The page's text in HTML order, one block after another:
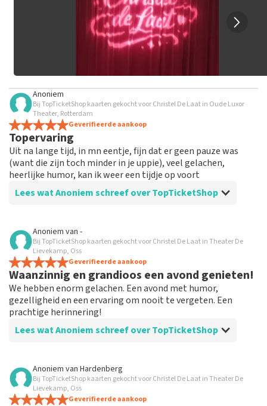
Anoniem
Bij TopTicketShop kaarten gekocht voor Christel De Laat in Oude Luxor
Theater, Rotterdam
Geverifieerde aankoop
Topervaring
Uit na lange tijd, in mn eentje, fijn dat er geen pauze was
(want die zijn toch minder in je uppie), veel gelachen,
heerlijke humor, kan ik weer een tijdje op voort
Lees wat Anoniem schreef over TopTicketShop
Beoordeling van Anoniem over
Goed geregeld
Bestelling en informatie duidelijk en ruim op tijd,
schrok even van de andere naam op het ticket, maar
ook hier was uitleg over en bleek geen probleem
Anoniem van -
Bij TopTicketShop kaarten gekocht voor Christel De Laat in Theater De
Lievekamp, Oss
Geverifieerde aankoop
Waanzinnig en grandioos een avond genieten!
We hebben enorm gelachen. Een avond met humor,
gezelligheid en een ervaring om nooit te vergeten. Een
prachtige herinnering!
Lees wat Anoniem schreef over TopTicketShop
Beoordeling van Anoniem over
Meedenken aardige medewerker
Het was een empathische en meedenkende
Anoniem van Hardenberg
Bij TopTicketShop kaarten gekocht voor Christel De Laat in Theater De
Lievekamp, Oss
Geverifieerde aankoop